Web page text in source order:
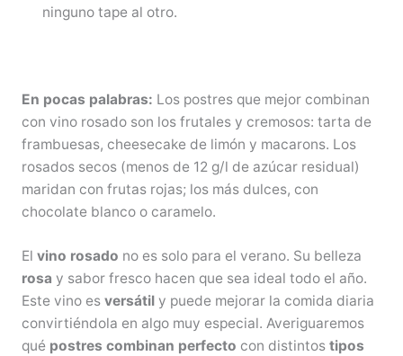
ninguno tape al otro.
En pocas palabras: Los postres que mejor combinan
con vino rosado son los frutales y cremosos: tarta de
frambuesas, cheesecake de limón y macarons. Los
rosados secos (menos de 12 g/l de azúcar residual)
maridan con frutas rojas; los más dulces, con
chocolate blanco o caramelo.
El vino rosado no es solo para el verano. Su belleza
rosa y sabor fresco hacen que sea ideal todo el año.
Este vino es versátily puede mejorar la comida diaria
convirtiéndola en algo muy especial. Averiguaremos
qué postres combinan perfecto con distintos tipos